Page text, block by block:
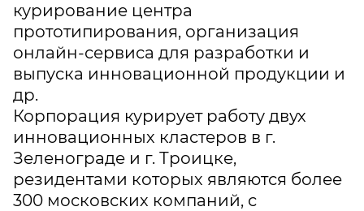
курирование центра
прототипирования, организация
онлайн-сервиса для разработки и
выпуска инновационной продукции и
др.
Корпорация курирует работу двух
инновационных кластеров в г.
Зеленограде и г. Троицке,
резидентами которых являются более
300 московских компаний, с